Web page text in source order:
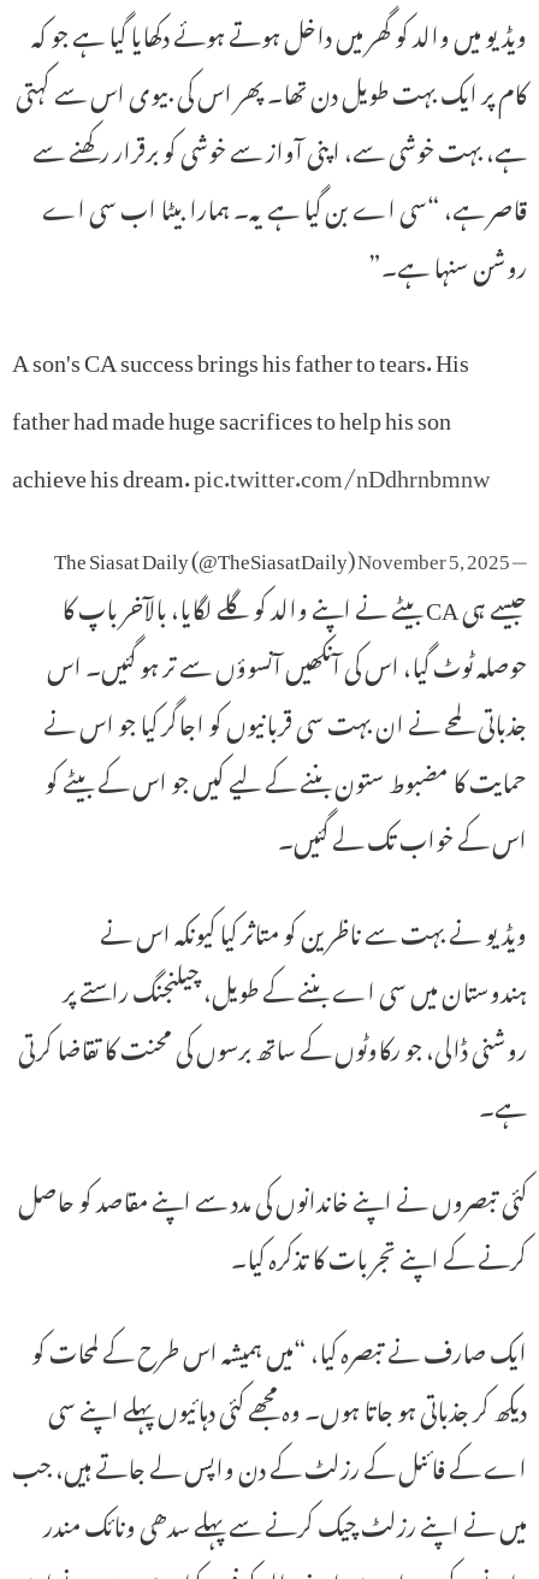
ویڈیو میں والد کو گھر میں داخل ہوتے ہوئے دکھایا گیا ہے جو کہ
کام پر ایک بہت طویل دن تھا۔ پھر اس کی بیوی اس سے کہتی
ہے، بہت خوشی سے، اپنی آواز سے خوشی کو برقرار رکھنے سے
قاصر ہے، “سی اے بن گیا ہے یہ۔ ہمارا بیٹا اب سی اے
روشن سنہا ہے۔”
A son's CA success brings his father to tears. His
father had made huge sacrifices to help his son
achieve his dream.pic.twitter.com/nDdhrnbmnw
— The Siasat Daily (@TheSiasatDaily)
November 5, 2025
جیسے ہی CA بیٹے نے اپنے والد کو گلے لگایا، بالآخر باپ کا
حوصلہ ٹوٹ گیا، اس کی آنکھیں آنسوؤں سے تر ہو گئیں۔ اس
جذباتی لمحے نے ان بہت سی قربانیوں کو اجاگر کیا جو اس نے
حمایت کا مضبوط ستون بننے کے لیے کیں جو اس کے بیٹے کو
اس کے خواب تک لے گئیں۔
ویڈیو نے بہت سے ناظرین کو متاثر کیا کیونکہ اس نے
ہندوستان میں سی اے بننے کے طویل، چیلنجنگ راستے پر
روشنی ڈالی، جو رکاوٹوں کے ساتھ برسوں کی محنت کا تقاضا کرتی
ہے۔
کئی تبصروں نے اپنے خاندانوں کی مدد سے اپنے مقاصد کو حاصل
کرنے کے اپنے تجربات کا تذکرہ کیا۔
ایک صارف نے تبصرہ کیا، “میں ہمیشہ اس طرح کے لمحات کو
دیکھ کر جذباتی ہو جاتا ہوں۔ وہ مجھے کئی دہائیوں پہلے اپنے سی
اے کے فائنل کے رزلٹ کے دن واپس لے جاتے ہیں، جب
میں نے اپنے رزلٹ چیک کرنے سے پہلے سدھی ونائک مندر